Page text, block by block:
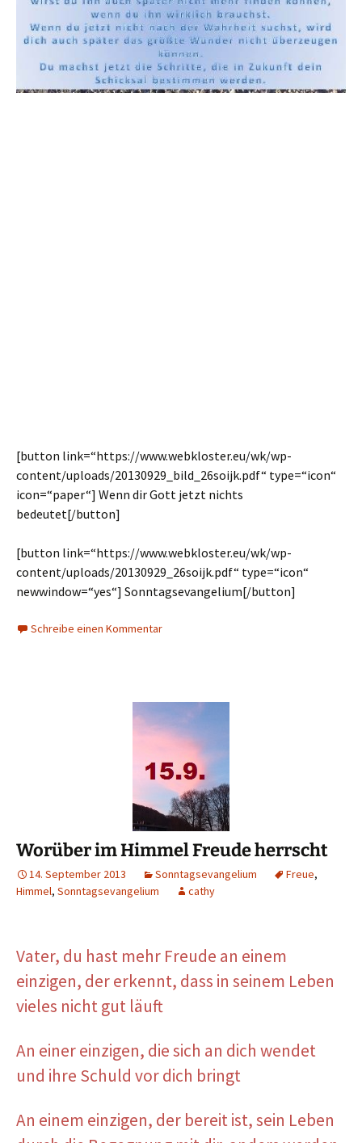
[button link=“https://www.webkloster.eu/wk/wp-
content/uploads/20130929_bild_26soijk.pdf“ type=“icon“
icon=“paper“] Wenn dir Gott jetzt nichts
bedeutet[/button]
[button link=“https://www.webkloster.eu/wk/wp-
content/uploads/20130929_26soijk.pdf“ type=“icon“
newwindow=“yes“] Sonntagsevangelium[/button]
Schreibe einen Kommentar
Worüber im Himmel Freude herrscht
14. September 2013 Sonntagsevangelium Freue,
Himmel, Sonntagsevangelium cathy
Vater, du hast mehr Freude an einem
einzigen, der erkennt, dass in seinem Leben
vieles nicht gut läuft
An einer einzigen, die sich an dich wendet
und ihre Schuld vor dich bringt
An einem einzigen, der bereit ist, sein Leben